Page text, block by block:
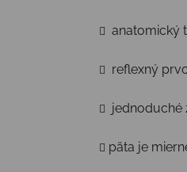
anatomický
reflexný
jednoduché
päta je